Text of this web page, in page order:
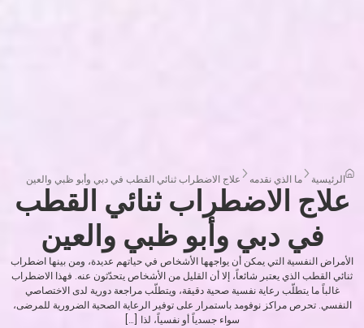
الرئيسية ما الذي نقدمه علاج الاضطراب ثنائي القطب في دبي وأبو ظبي والعين
علاج الاضطراب ثنائي القطب
في دبي وأبو ظبي والعين
الأمراض النفسية التي يمكن أن يواجهها الأشخاص في حياتهم عديدة، ومن بينها اضطراب
ثنائي القطب الذي يعتبر شائعاً، إلا أن القليل من الأشخاص يتحدّثون عنه. فهذا الاضطراب
غالباً ما يتطلّب رعاية نفسية صحية دقيقة، ويتطلّب مراجعة دورية لدى الاختصاصي
النفسي. تحرص مراكز نوفومد باستمرار على توفير الرعاية الصحية الضرورية للمرضى،
سواء جسدياً أو نفسياً، لذا […]